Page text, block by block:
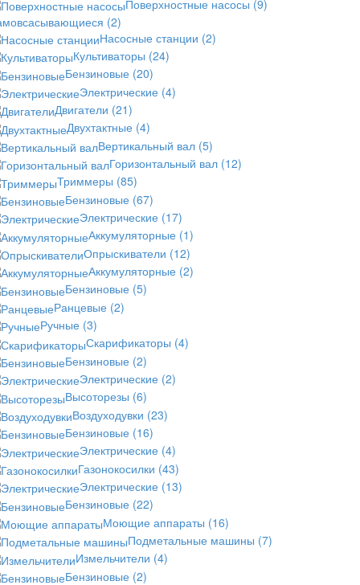
Поверхностные насосы (9)
(2)
Насосные станции (2)
Культиваторы (24)
Бензиновые (20)
Электрические (4)
Двигатели (21)
Двухтактные (4)
Вертикальный вал (5)
Горизонтальный вал (12)
Триммеры (85)
Бензиновые (67)
Электрические (17)
Аккумуляторные (1)
Опрыскиватели (12)
Аккумуляторные (2)
Бензиновые (5)
Ранцевые (2)
Ручные (3)
Скарификаторы (4)
Бензиновые (2)
Электрические (2)
Высоторезы (6)
Воздуходувки (23)
Бензиновые (16)
Электрические (4)
Газонокосилки (43)
Электрические (13)
Бензиновые (22)
Моющие аппараты (16)
Подметальные машины (7)
Измельчители (4)
Бензиновые (2)